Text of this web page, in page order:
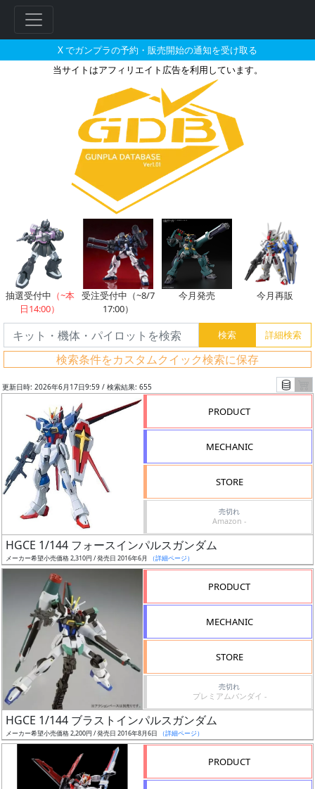
X でガンプラの予約・販売開始の通知を受け取る
当サイトはアフィリエイト広告を利用しています。
HGCE 1/144 フォースインパル
抽選受付中 （~本
日14:00）
受注受付中（~8/7
17:00）
今月発売 今月再販
検索条件をカスタムクイック検索に保存
フ
リ
グ
レ
更新日時: 2026年6月17日9:59 / 検索結果: 655
PRODUCT
MECHANIC
STORE
売切れ
Amazon -
HGCE 1/144 フォースインパルスガンダム
メーカー希望小売価格 2,310円 / 発売日 2016年6月 （詳細ページ）
PRODUCT
MECHANIC
STORE
売切れ
プレミアムバンダイ -
HGCE 1/144 ブラストインパルスガンダム
メーカー希望小売価格 2,200円 / 発売日 2016年8月6日 （詳細ページ）
PRODUCT